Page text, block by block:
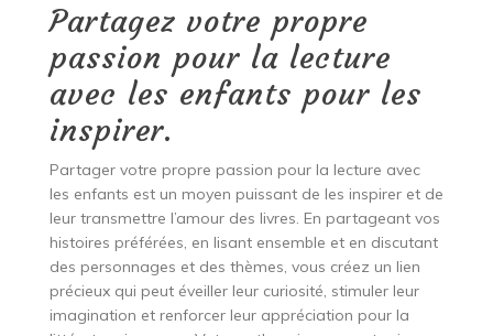
Partagez votre propre
passion pour la lecture
avec les enfants pour les
inspirer.
Partager votre propre passion pour la lecture avec
les enfants est un moyen puissant de les inspirer et de
leur transmettre l’amour des livres. En partageant vos
histoires préférées, en lisant ensemble et en discutant
des personnages et des thèmes, vous créez un lien
précieux qui peut éveiller leur curiosité, stimuler leur
imagination et renforcer leur appréciation pour la